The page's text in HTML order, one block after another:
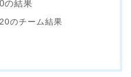
の結果
のチーム結果